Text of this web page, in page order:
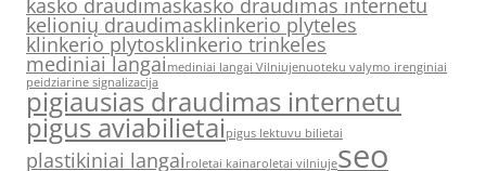
kasko draudimaskasko draudimas internetu
kelionių draudimasklinkerio plyteles
klinkerio plytosklinkerio trinkeles
mediniai langai mediniai langai Vilniujenuoteku valymo irenginiai
peidziarine signalizacija
pigiausias draudimas internetu
pigus aviabilietaipigus lektuvu bilietai
plastikiniai langai roletai kainaroletai vilniujeseo